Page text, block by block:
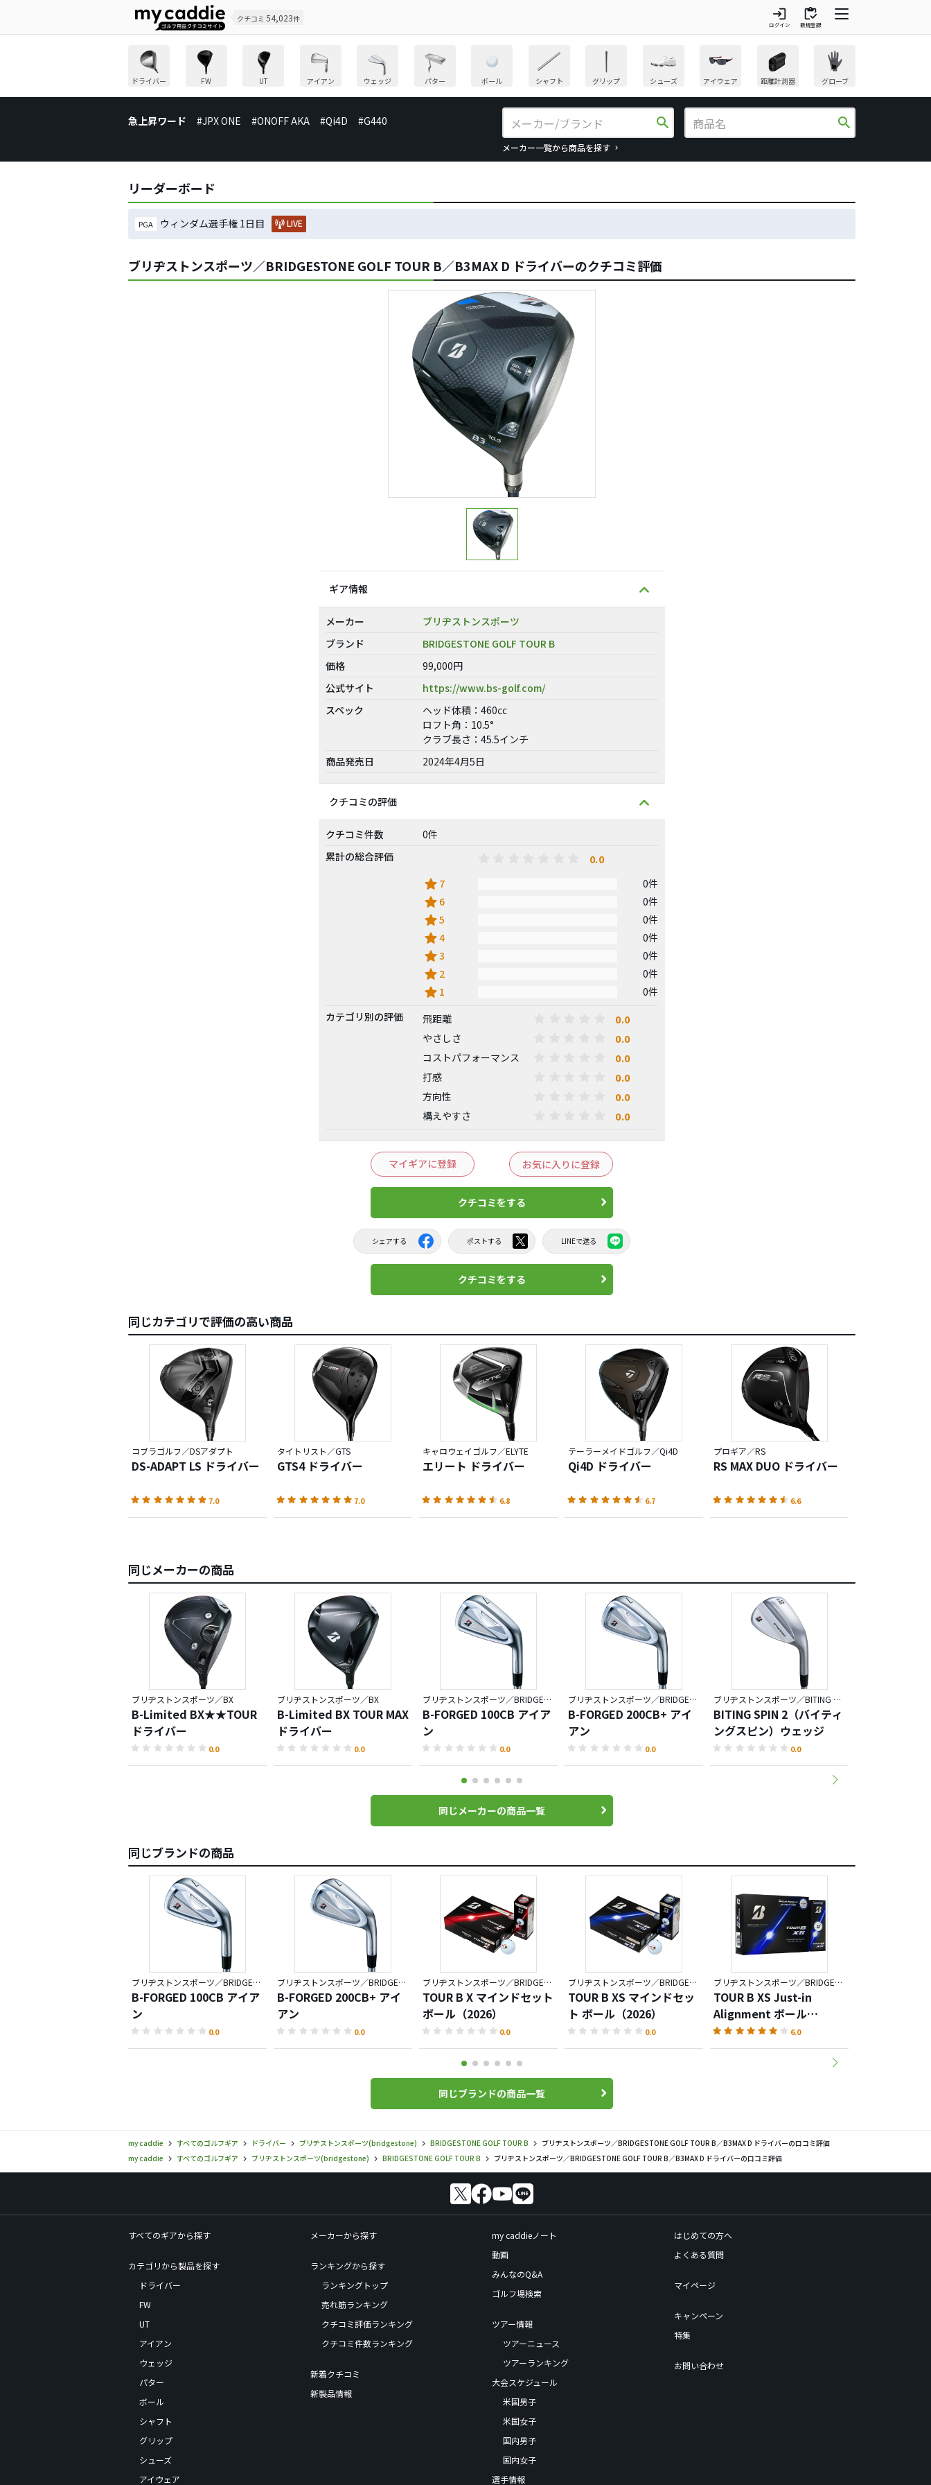
クチコミ 54,023件 login
ログイン
inventory
新規登録
ドライバー FW UT アイアン ウェッジ パター ボール シャフト グリップ シューズ アイウェア 距離計測器 グローブ
急上昇ワード #JPX ONE #ONOFF AKA #Qi4D #G440 search
メーカー一覧から商品を探す
search
リーダーボード
PGA ウィンダム選手権 1日目 LIVE
ブリヂストンスポーツ／BRIDGESTONE GOLF TOUR B／B3MAX D ドライバーのクチコミ評価
ギア情報
メーカー
ブリヂストンスポーツ
ブランド
BRIDGESTONE GOLF TOUR B
価格
99,000円
公式サイト
https://www.bs-golf.com/
スペック
ヘッド体積：460㏄
ロフト角：10.5°
クラブ長さ：45.5インチ
商品発売日
2024年4月5日
クチコミの評価
クチコミ件数
0件
累計の総合評価
0.0
star 7 0件
star 6 0件
star5 0件
star4 0件
star3 0件
star 2 0件
star 1
0件
カテゴリ別の評価
飛距離 0.0
やさしさ 0.0
コストパフォーマンス 0.0
打感 0.0
方向性 0.0
構えやすさ 0.0
マイギアに登録 お気に入りに登録
クチコミをする
シェアする ポストする LINEで送る
クチコミをする
同じカテゴリで評価の高い商品
コブラゴルフ／DSアダプト
DS-ADAPT LS ドライバー
7.0
タイトリスト／GTS
GTS4 ドライバー
7.0
キャロウェイゴルフ／ELYTE
エリート ドライバー
6.8
テーラーメイドゴルフ／Qi4D
Qi4D ドライバー
6.7
プロギア／RS
RS MAX DUO ドライバー
6.6
同じメーカーの商品
ブリヂストンスポーツ／BX
B-Limited BX★★TOUR
ドライバー
0.0
ブリヂストンスポーツ／BX
B-Limited BX TOUR MAX
ドライバー
0.0
ブリヂストンスポーツ／BRIDGESTONE GOLF TOUR B
B-FORGED 100CB アイア
ン
0.0
ブリヂストンスポーツ／BRIDGESTONE GOLF TOUR B
B-FORGED 200CB+ アイ
アン
0.0
ブリヂストンスポーツ／BITING SPIN
BITING SPIN 2（バイティ
ングスピン）ウェッジ
0.0
同じメーカーの商品一覧
同じブランドの商品
ブリヂストンスポーツ／BRIDGESTONE GOLF TOUR B
B-FORGED 100CB アイア
ン
0.0
ブリヂストンスポーツ／BRIDGESTONE GOLF TOUR B
B-FORGED 200CB+ アイ
アン
0.0
ブリヂストンスポーツ／BRIDGESTONE GOLF TOUR B
TOUR B X マインドセット
ボール（2026）
0.0
ブリヂストンスポーツ／BRIDGESTONE GOLF TOUR B
TOUR B XS マインドセッ
ト ボール（2026）
0.0
ブリヂストンスポーツ／BRIDGESTONE GOLF TOUR B
TOUR B XS Just-in
Alignment ボール
（2026）
6.0
同じブランドの商品一覧
my caddie すべてのゴルフギア ドライバー ブリヂストンスポーツ(bridgestone) BRIDGESTONE GOLF TOUR B
ブリヂストンスポーツ／BRIDGESTONE GOLF TOUR B／B3MAX D ドライバーの口コミ評価
my caddie
すべてのゴルフギア ブリヂストンスポーツ(bridgestone) BRIDGESTONE GOLF TOUR B ブリヂストンスポーツ／BRIDGESTONE GOLF TOUR B／B3MAX D ドライバーの口コミ評価
すべてのギアから探す
カテゴリから製品を探す
ドライバー
FW
UT
アイアン
ウェッジ
パター
ボール
シャフト
グリップ
シューズ
アイウェア
メーカーから探す
ランキングから探す
ランキングトップ
売れ筋ランキング
クチコミ評価ランキング
クチコミ件数ランキング
新着クチコミ
新製品情報
my caddieノート
動画
みんなのQ&A
ゴルフ場検索
ツアー情報
ツアーニュース
ツアーランキング
大会スケジュール
米国男子
米国女子
国内男子
国内女子
選手情報
はじめての方へ
よくある質問
マイページ
キャンペーン
特集
お問い合わせ